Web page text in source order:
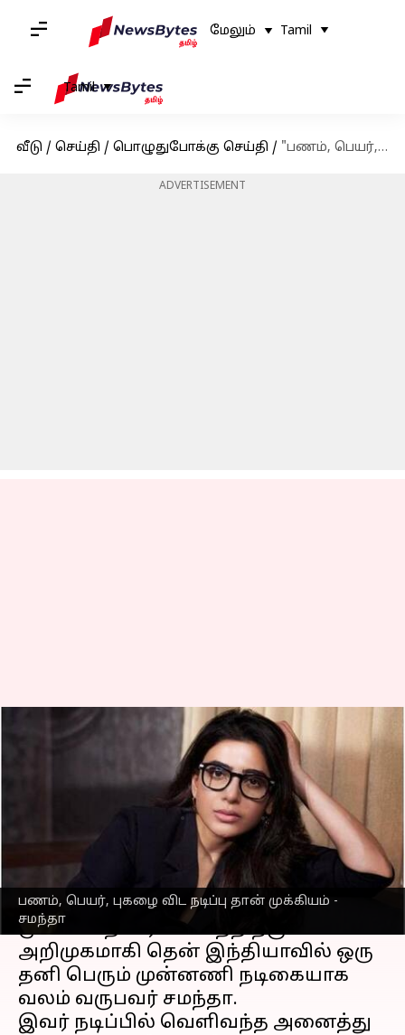
மேலும் Tamil
Tamil
வீடு / செய்தி / பொழுதுபோக்கு செய்தி / "பணம், பெயர், புகழை விட நடிப்பு தான் முக்கியம்" சமந்தா பேட்டி
ADVERTISEMENT
பணம், பெயர், புகழை விட நடிப்பு தான் முக்கியம் -
சமந்தா
"பணம், பெயர், புகழை விட
நடிப்பு தான் முக்கியம்"
சமந்தா பேட்டி
Dec 25, 2022 12:04 am
செய்தி முன்னோட்டம்
மாஸ்கோவின் காவிரி படத்தின்
மூலமாக திரை உலகத்திற்கு
அறிமுகமாகி தென் இந்தியாவில் ஒரு
தனி பெரும் முன்னணி நடிகையாக
வலம் வருபவர் சமந்தா.
இவர் நடிப்பில் வெளிவந்த அனைத்து